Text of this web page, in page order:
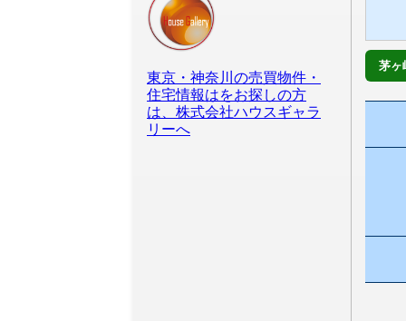
茅ヶ
東京・神奈川の売買物件・
住宅情報はをお探しの方
は、株式会社ハウスギャラ
リーへ